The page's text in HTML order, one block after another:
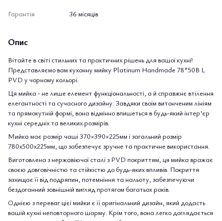
Гарантія 36 місяців
Опис
Вітайте в світі стильних та практичних рішень для вашої кухні!
Представляємо вам кухонну мийку Platinum Handmade 78*50В L
PVD у чорному кольорі.
Ця мийка - не лише елемент функціональності, а й справжнє втілення
елегантності та сучасного дизайну. Завдяки своїм витонченим лініям
та прямокутній формі, вона відмінно впишеться в будь-який інтер'єр
кухні середніх та великих розмірів.
Мийка має розмір чаші 370×390×225мм і загальний розмір
780x500x225мм, що забезпечує зручне та практичне використання.
Виготовлена з нержавіючої сталі з PVD покриттям, ця мийка вражає
своєю довговічністю та стійкістю до будь-яких впливів. Покриття
захищає її від подряпин, потемніння та нальоту, забезпечуючи
бездоганний зовнішній вигляд протягом багатьох років.
Однією з переваг цієї мийки є її оригінальний дизайн, який додасть
вашій кухні неповторного шарму. Крім того, вона легко доглядається